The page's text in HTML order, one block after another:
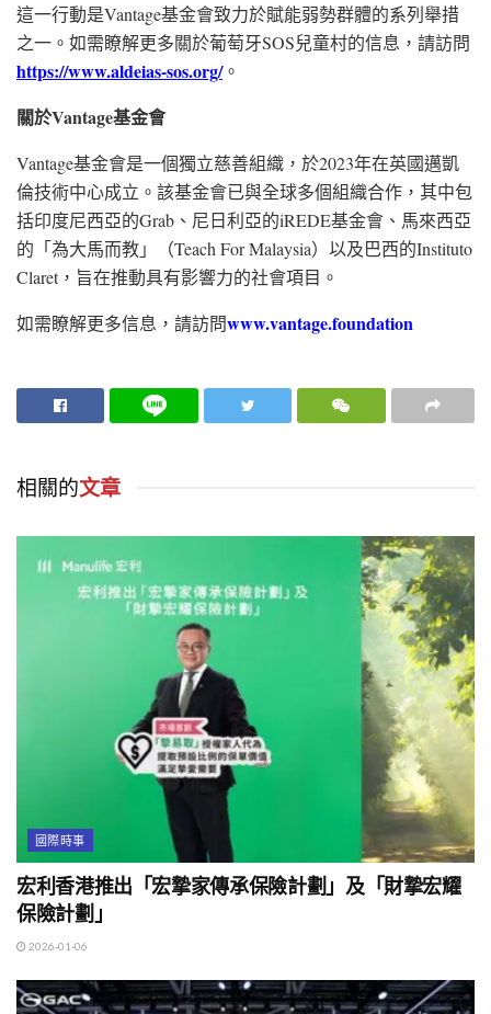
這一行動是Vantage基金會致力於賦能弱勢群體的系列舉措
之一。如需瞭解更多關於葡萄牙SOS兒童村的信息，請訪問
https://www.aldeias-sos.org/。
關於Vantage基金會
Vantage基金會是一個獨立慈善組織，於2023年在英國邁凱
倫技術中心成立。該基金會已與全球多個組織合作，其中包
括印度尼西亞的Grab、尼日利亞的iREDE基金會、馬來西亞
的「為大馬而教」（Teach For Malaysia）以及巴西的Instituto
Claret，旨在推動具有影響力的社會項目。
如需瞭解更多信息，請訪問www.vantage.foundation
相關的文章
國際時事
宏利香港推出「宏摯家傳承保險計劃」及「財摯宏耀
保險計劃」
2026-01-06